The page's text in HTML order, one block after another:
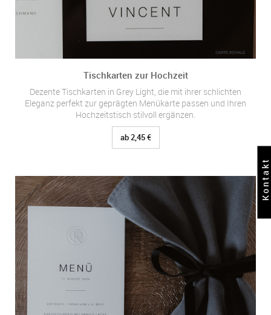
Tischkarten zur Hochzeit
Dezente Tischkarten in Grey Light, die mit ihrer schlichten
Eleganz perfekt zur geprägten Menükarte passen und Ihren
Hochzeitstisch stilvoll ergänzen.
ab 2,45 €
Kontakt